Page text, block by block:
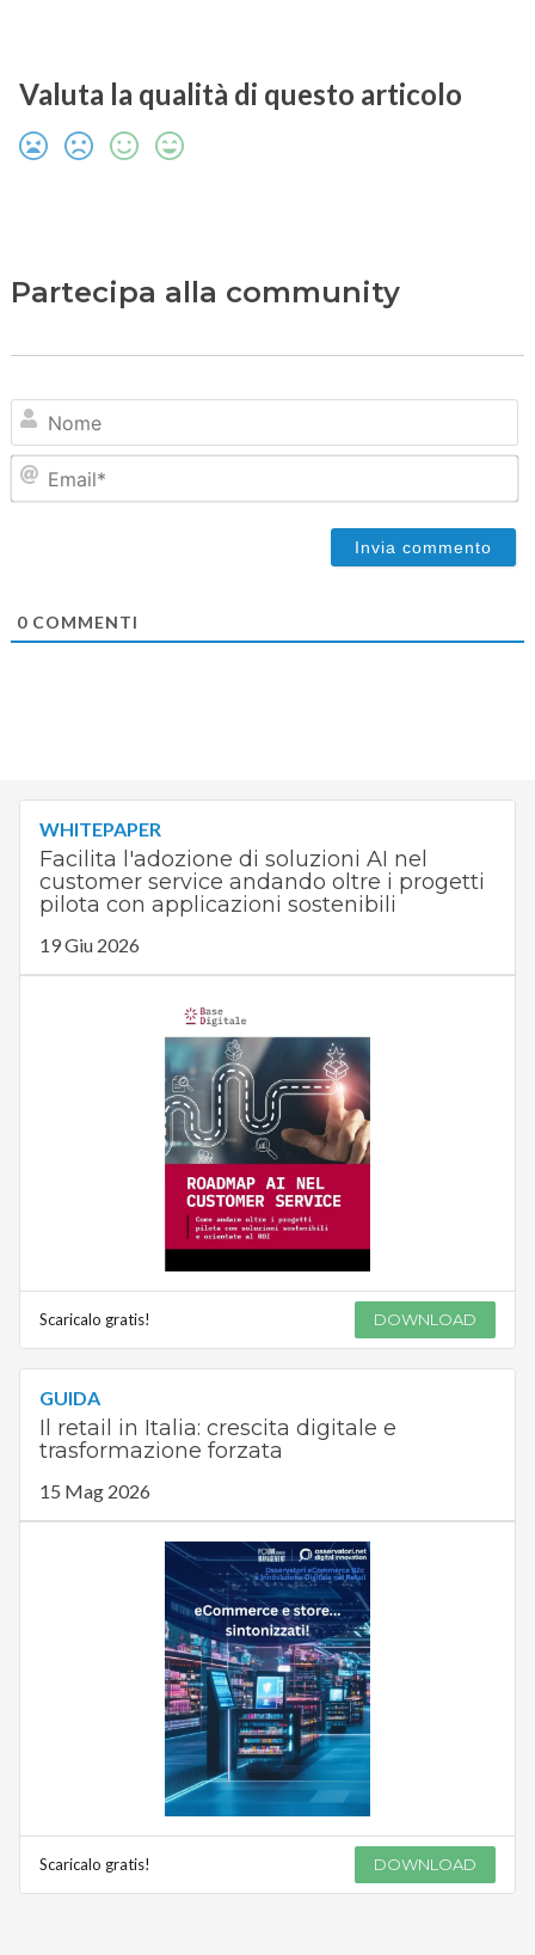
Valuta la qualità di questo articolo
Partecipa alla community
0COMMENTI
WHITEPAPER
Facilita l'adozione di soluzioni AI nel
customer service andando oltre i progetti
pilota con applicazioni sostenibili
19 Giu 2026
Scaricalo gratis! DOWNLOAD
GUIDA
Il retail in Italia: crescita digitale e
trasformazione forzata
15 Mag 2026
Scaricalo gratis! DOWNLOAD